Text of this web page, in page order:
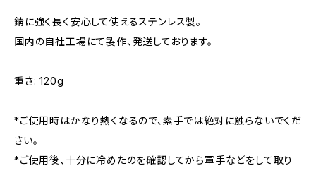
錆に強く長く安心して使えるステンレス製。
国内の自社工場にて製作、発送しております。
重さ: 120g
*ご使用時はかなり熱くなるので、素手では絶対に触らないでくだ
さい。
*ご使用後、十分に冷めたのを確認してから軍手などをして取り